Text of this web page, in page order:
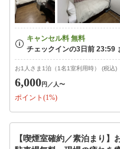
お1人さま1泊（1名1室利用時） (税込)
6,000円 ／人〜
ポイント(1%)
【喫煙室確約／素泊まり】